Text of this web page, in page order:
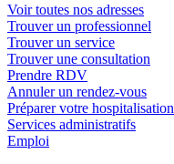
Voir toutes nos adresses
Trouver un professionnel
Trouver un service
Trouver une consultation
Prendre RDV
Annuler un rendez-vous
Préparer votre hospitalisation
Services administratifs
Emploi​